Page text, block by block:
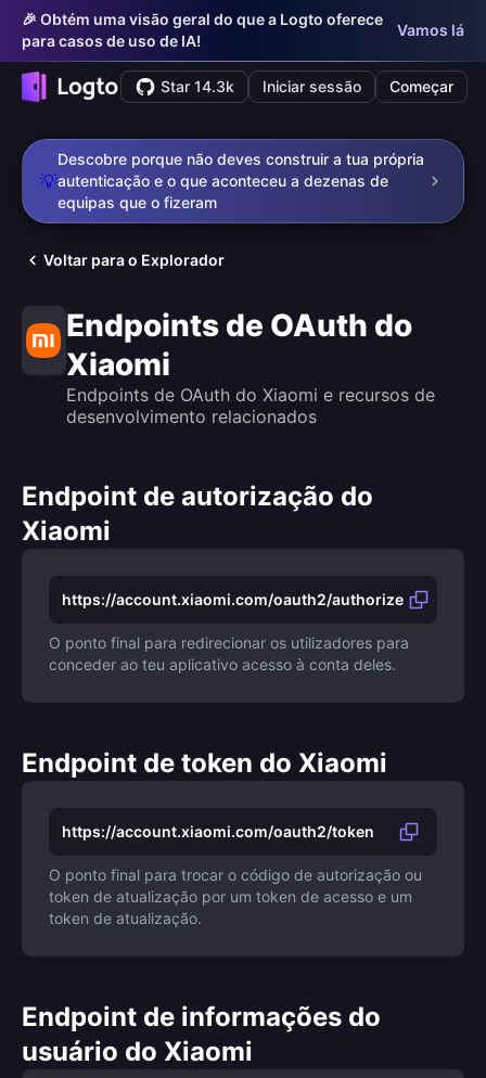
🎉 Obtém uma visão geral do que a Logto oferece
para casos de uso de IA!
Vamos lá
Star 14.3k Iniciar sessão Começar
💡
Descobre porque não deves construir a tua própria
autenticação e o que aconteceu a dezenas de
equipas que o fizeram
Voltar para o Explorador
Endpoints de OAuth do
Xiaomi
Endpoints de OAuth do Xiaomi e recursos de
desenvolvimento relacionados
Endpoint de autorização do
Xiaomi
https://account.xiaomi.com/oauth2/authorize
O ponto final para redirecionar os utilizadores para
conceder ao teu aplicativo acesso à conta deles.
Endpoint de token do Xiaomi
https://account.xiaomi.com/oauth2/token
O ponto final para trocar o código de autorização ou
token de atualização por um token de acesso e um
token de atualização.
Endpoint de informações do
usuário do Xiaomi